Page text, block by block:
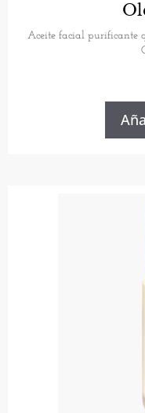
Aceite facial purificante